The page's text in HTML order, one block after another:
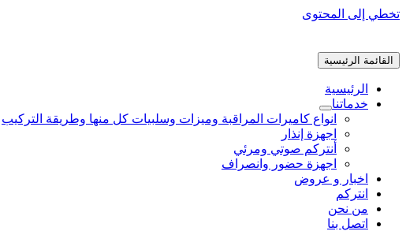
تخطي إلى المحتوى
القائمة الرئيسية
الرئيسية
خدماتنا
انواع كاميرات المراقبة وميزات وسلبيات كل منها وطريقة التركيب
اجهزة إنذار
أنتركم صوتي ومرئي
اجهزة حضور وانصراف
اخبار و عروض
انتركم
من نحن
اتصل بنا